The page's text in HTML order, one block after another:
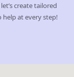
create tailored
help at every step!